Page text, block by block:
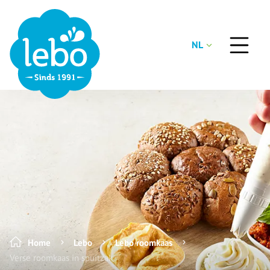
NL
Home Lebo
Lebo roomkaas
Verse roomkaas in spuitzak